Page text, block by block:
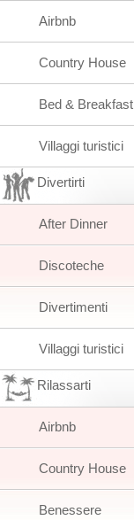
Airbnb
Country House
Bed & Breakfast
Villaggi turistici
Divertirti
After Dinner
Discoteche
Divertimenti
Villaggi turistici
Rilassarti
Airbnb
Country House
Benessere